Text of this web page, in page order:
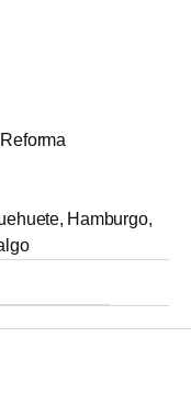
Hamburgo,